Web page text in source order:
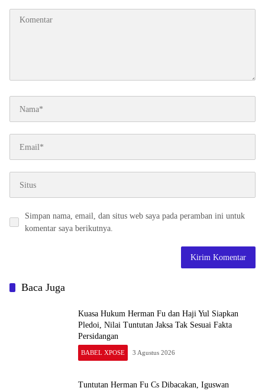
Simpan nama, email, dan situs web saya pada peramban ini untuk
komentar saya berikutnya.
Baca Juga
Kuasa Hukum Herman Fu dan Haji Yul Siapkan
Pledoi, Nilai Tuntutan Jaksa Tak Sesuai Fakta
Persidangan
BABEL XPOSE 3 Agustus 2026
Tuntutan Herman Fu Cs Dibacakan, Iguswan